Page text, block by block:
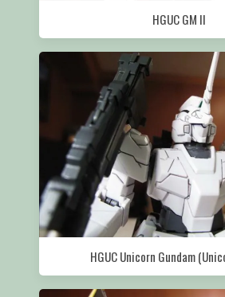
HGUC GM II
HGUC Unicorn Gundam